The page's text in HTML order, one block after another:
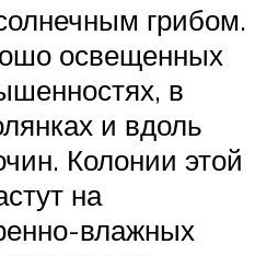
грибом.
освещенных
в
и вдоль
Колонии этой
на
влажных